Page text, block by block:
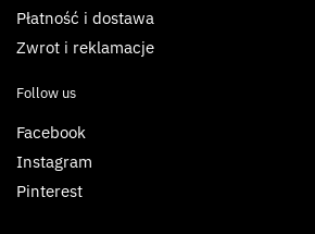
Płatność i dostawa
Zwrot i reklamacje
Follow us
Facebook
Instagram
Pinterest